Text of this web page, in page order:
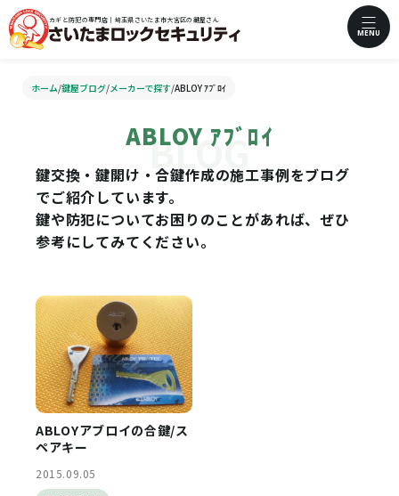
カギと防犯の専門店｜埼玉県さいたま市大宮区の鍵屋さん
MENU
ホーム/鍵屋ブログ/メーカーで探す/ABLOY ｱﾌﾞﾛｲ
ABLOY ｱﾌﾞﾛｲ
鍵交換・鍵開け・合鍵作成の施工事例をブログ
でご紹介しています。
鍵や防犯についてお困りのことがあれば、ぜひ
参考にしてみてください。
ABLOYアブロイの合鍵/ス
ペアキー
2015.09.05